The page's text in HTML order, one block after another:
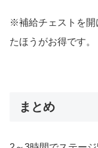
※補給チェストを開
たほうがお得です。
まとめ